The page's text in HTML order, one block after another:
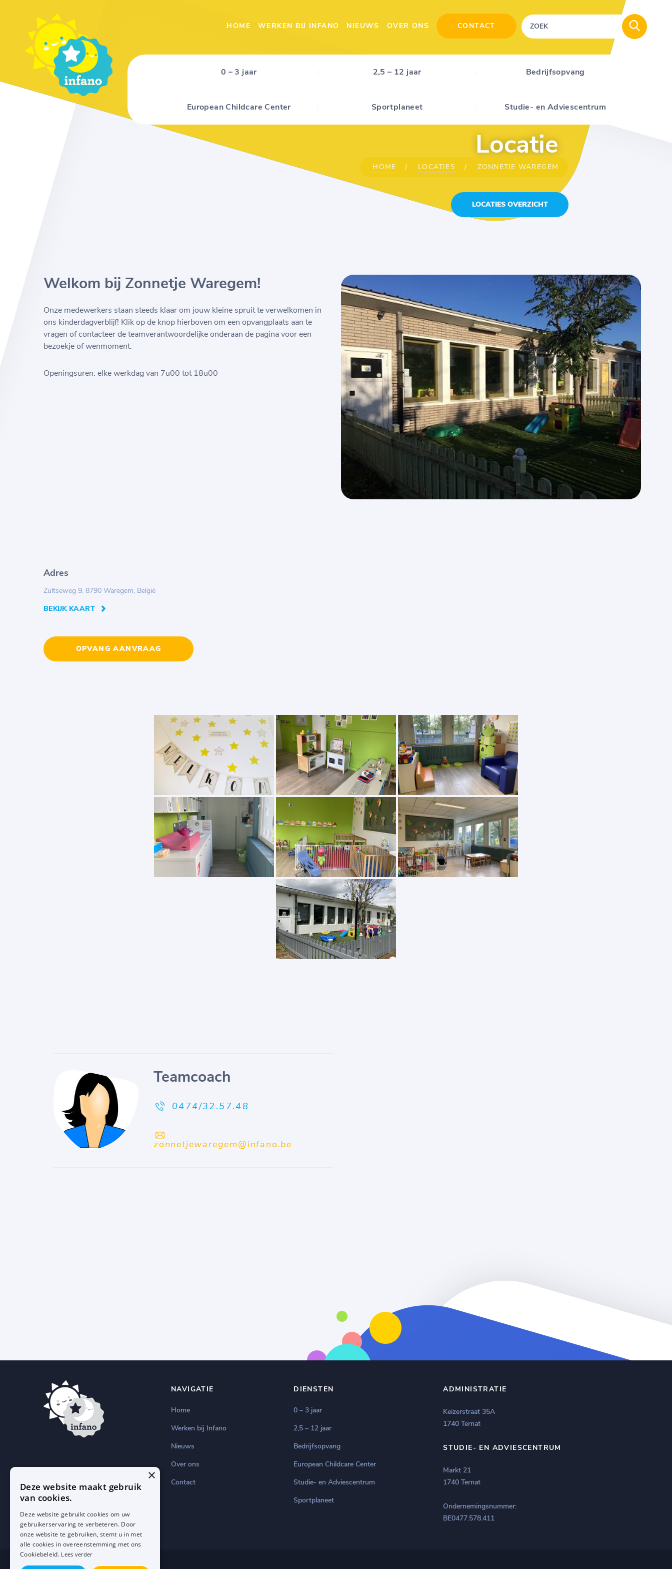
HOME WERKEN BIJ INFANO NIEUWS OVER ONS CONTACT
0 – 3 jaar 2,5 – 12 jaar Bedrijfsopvang
European Childcare Center Sportplaneet Studie- en Adviescentrum
Locatie
HOME LOCATIES ZONNETJE WAREGEM
LOCATIES OVERZICHT
Welkom bij Zonnetje Waregem!
Onze medewerkers staan steeds klaar om jouw kleine spruit te verwelkomen in
ons kinderdagverblijf! Klik op de knop hierboven om een opvangplaats aan te
vragen of contacteer de teamverantwoordelijke onderaan de pagina voor een
bezoekje of wenmoment.
Openingsuren: elke werkdag van 7u00 tot 18u00
Adres
Zultseweg 9, 8790 Waregem, België
BEKIJK KAART
OPVANG AANVRAAG
Teamcoach
0474/32.57.48
zonnetjewaregem@infano.be
NAVIGATIE
Home
Werken bij Infano
Nieuws
Over ons
Contact
DIENSTEN
0 – 3 jaar
2,5 – 12 jaar
Bedrijfsopvang
European Childcare Center
Studie- en Adviescentrum
Sportplaneet
ADMINISTRATIE
Keizerstraat 35A
1740 Ternat
STUDIE- EN ADVIESCENTRUM
Markt 21
1740 Ternat
Ondernemingsnummer:
BE0477.578.411
×
Deze website maakt gebruik
van cookies.
Deze website gebruikt cookies om uw
gebruikerservaring te verbeteren. Door
onze website te gebruiken, stemt u in met
alle cookies in overeenstemming met ons
Cookiebeleid. Lees verder